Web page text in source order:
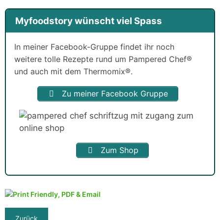
Myfoodstory wünscht viel Spass
In meiner Facebook-Gruppe findet ihr noch
weitere tolle Rezepte rund um Pampered Chef®
und auch mit dem Thermomix®.
Zu meiner Facebook Gruppe
Zum Shop